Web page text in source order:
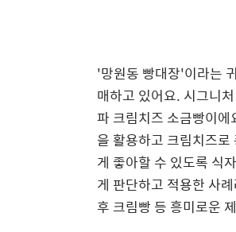
'망원동 빵대장'이라는
매하고 있어요. 시그니
파 크림치즈 소금빵이
을 활용하고 크림치즈
게 좋아할 수 있도록 식
게 판단하고 적용한 사
후 크림빵 등 흥미로운